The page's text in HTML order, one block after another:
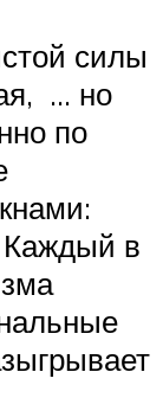
силы
… но
по
Каждый в